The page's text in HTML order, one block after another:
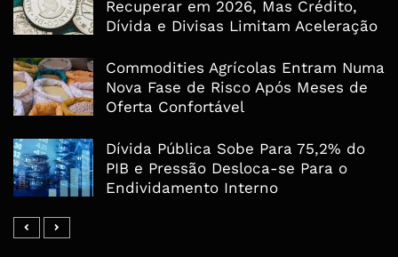
Recuperar em 2026, Mas Crédito,
Dívida e Divisas Limitam Aceleração
Commodities Agrícolas Entram Numa
Nova Fase de Risco Após Meses de
Oferta Confortável
Dívida Pública Sobe Para 75,2% do
PIB e Pressão Desloca-se Para o
Endividamento Interno